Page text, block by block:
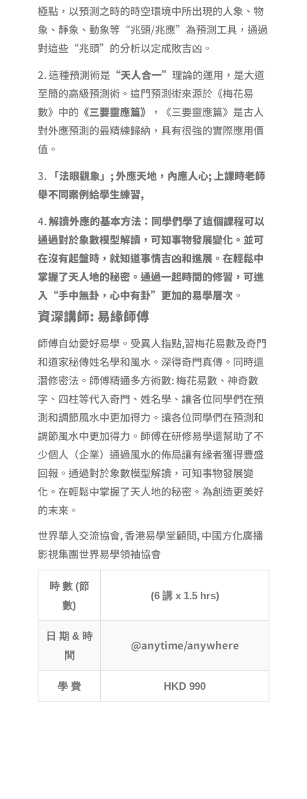
極點，以預測之時的時空環境中所出現的人象、物
象、靜象、動象等“兆頭/兆應”為預測工具，通過
對這些“兆頭”的分析以定成敗吉凶。
這種預測術是 “天人合一” 理論的運用，是大道
至簡的高級預測術。這門預測術來源於《梅花易
數》中的 《三要靈應篇》
，《三要靈應篇》是古人
對外應預測的最精練歸納，具有很強的實際應用價
值。
「法眼觀象」 ;外應天地，內應人心; 上課時老師
舉不同案例給學生練習,
解讀外應的基本方法 ： 同學們學了這個課程可以
通過對於象數模型解讀，可知事物發展變化。 並可
在沒有起盤時，就知道事情吉凶和進展。 在輕鬆中
掌握了天人地的秘密。 通過一起時間的修習，可進
入“手中無卦，心中有卦”更加的易學層次 。
資深講師:易緣師傅
師傅自幼愛好易學。受異人指點,習梅花易數及奇門
和道家秘傳姓名學和風水。深得奇門真傳。同時還
潛修密法。師傅精通多方術數: 梅花易數、神奇數
字、四柱等代入奇門、姓名學、讓各位同學們在預
測和調節風水中更加得力。讓各位同學們在預測和
調節風水中更加得力。師傅在研修易學還幫助了不
少個人（企業）通過風水的佈局讓有緣者獲得豐盛
回報。通過對於象數模型解讀，可知事物發展變
化。在輕鬆中掌握了天人地的秘密。為創造更美好
的末來。
世界華人交流協會, 香港易學堂顧問, 中國方化廣播
影視集團世界易學領袖協會
時 數 (節
數)
(6講 x 1.5hrs)
日 期 & 時
間
@anytime/anywhere
學 費 HKD 990